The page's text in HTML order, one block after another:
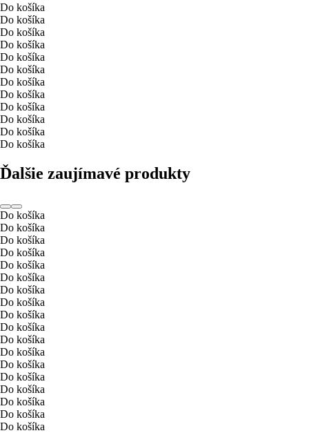
Do košíka
Do košíka
Do košíka
Do košíka
Do košíka
Do košíka
Do košíka
Do košíka
Do košíka
Do košíka
Do košíka
Do košíka
Ďalšie zaujímavé produkty
Do košíka
Do košíka
Do košíka
Do košíka
Do košíka
Do košíka
Do košíka
Do košíka
Do košíka
Do košíka
Do košíka
Do košíka
Do košíka
Do košíka
Do košíka
Do košíka
Do košíka
Do košíka